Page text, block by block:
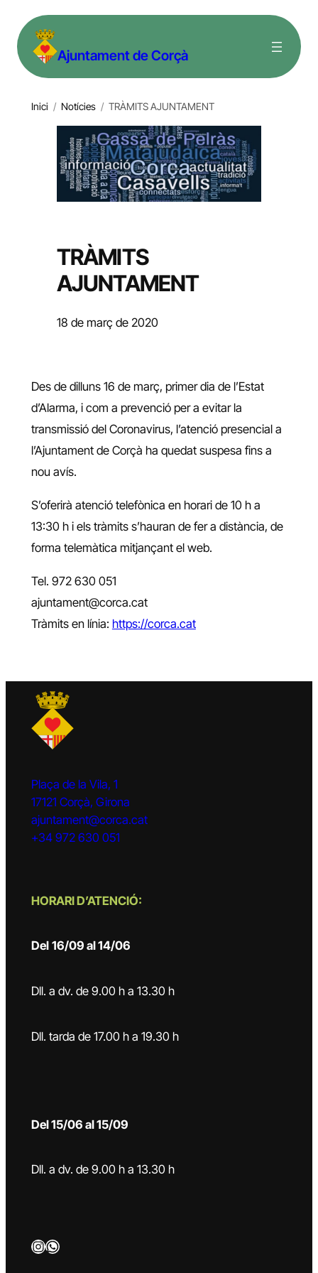
contingut Ajuntament de Corçà
Inici / Notícies / TRÀMITS AJUNTAMENT
TRÀMITS
AJUNTAMENT
18 de març de 2020
Des de dilluns 16 de març, primer dia de l’Estat
d’Alarma, i com a prevenció per a evitar la
transmissió del Coronavirus, l’atenció presencial a
l’Ajuntament de Corçà ha quedat suspesa fins a
nou avís.
S’oferirà atenció telefònica en horari de 10 h a
13:30 h i els tràmits s’hauran de fer a distància, de
forma telemàtica mitjançant el web.
Tel. 972 630 051
ajuntament@corca.cat
Tràmits en línia: https://corca.cat
Plaça de la Vila, 1
17121 Corçà, Girona
ajuntament@corca.cat
+34 972 630 051
HORARI D’ATENCIÓ:
Del 16/09 al 14/06
Dll. a dv. de 9.00 h a 13.30 h
Dll. tarda de 17.00 h a 19.30 h
Del 15/06 al 15/09
Dll. a dv. de 9.00 h a 13.30 h
InstagramWhatsApp